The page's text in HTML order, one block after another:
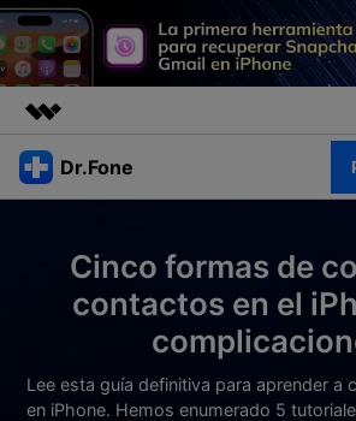
Productos destacados
Resumen
Soluciones
Quiénes somos
Tienda
Dr.Fone
Ver Kit Completo >
Productos
Para Celular
Cinco formas de
contactos en el
Lee esta guía definitiva para aprender a
en iPhone. Hemos enumerado 5